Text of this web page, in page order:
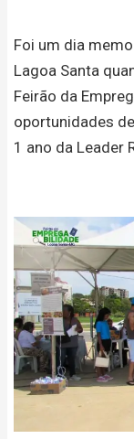
Foi um dia
Lagoa Santa
Feirão da
oportunidades
1 ano da Leader